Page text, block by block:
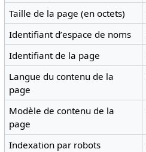
Taille de la page (en octets)
Identifiant dʼespace de noms
Identifiant de la page
Langue du contenu de la
page
Modèle de contenu de la
page
Indexation par robots